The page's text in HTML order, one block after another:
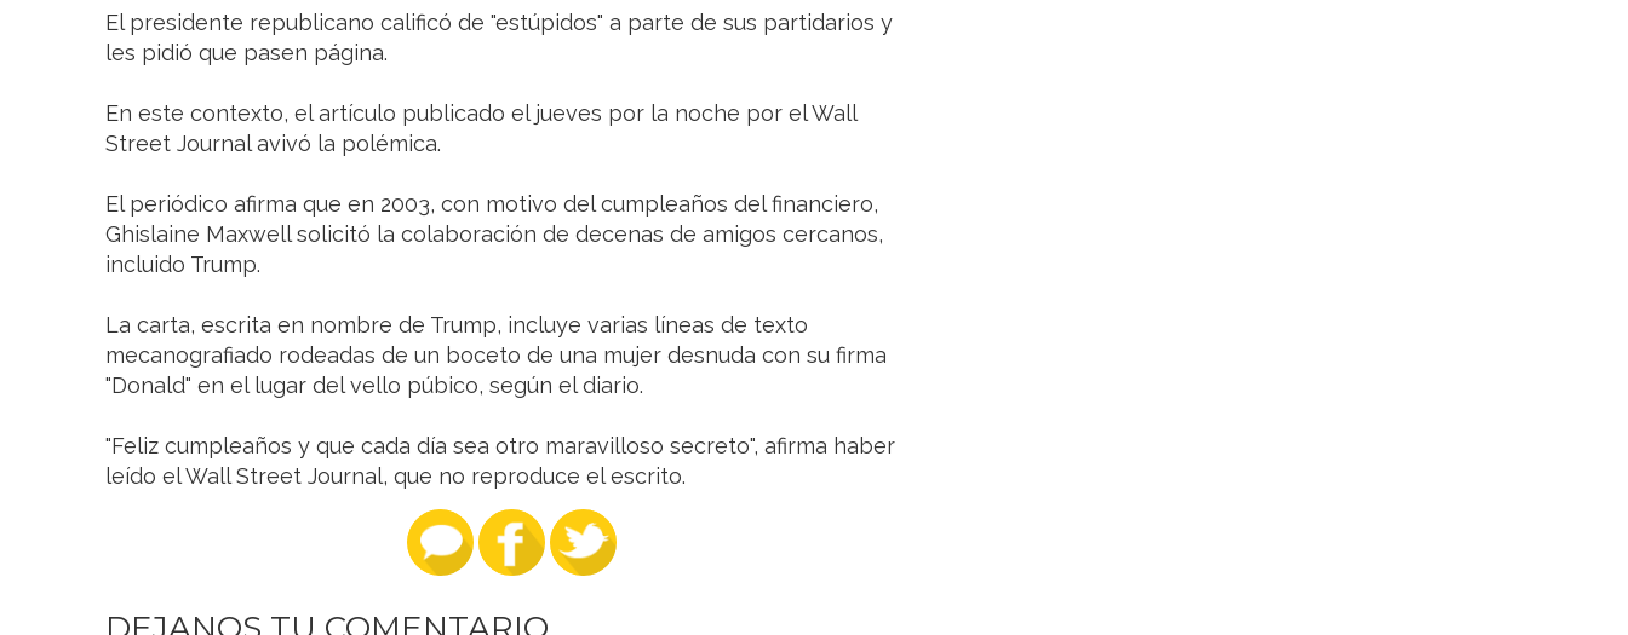
El presidente republicano calificó de "estúpidos" a parte de sus partidarios y
les pidió que pasen página.
En este contexto, el artículo publicado el jueves por la noche por el Wall
Street Journal avivó la polémica.
El periódico afirma que en 2003, con motivo del cumpleaños del financiero,
Ghislaine Maxwell solicitó la colaboración de decenas de amigos cercanos,
incluido Trump.
La carta, escrita en nombre de Trump, incluye varias líneas de texto
mecanografiado rodeadas de un boceto de una mujer desnuda con su firma
"Donald" en el lugar del vello púbico, según el diario.
"Feliz cumpleaños y que cada día sea otro maravilloso secreto", afirma haber
leído el Wall Street Journal, que no reproduce el escrito.